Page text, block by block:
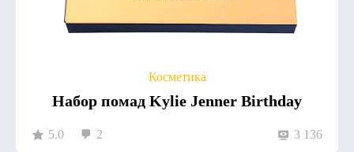
Косметика
Набор помад Kylie Jenner Birthday
5.0 2 3 136